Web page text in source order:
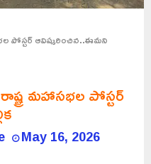
పోస్టర్ ఆవిష్కరించిన..ఈమని
మహాసభల పోస్టర్
May 16, 2026